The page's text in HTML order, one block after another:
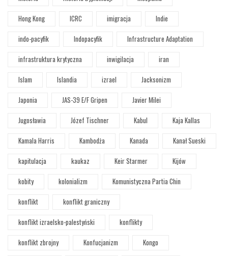
Hong Kong
ICRC imigracja
Indie
indo-pacyfik
Indopacyfik
Infrastructure Adaptation
infrastruktura krytyczna
inwigilacja
iran
Islam
Islandia izrael
Jacksonizm
Japonia
JAS-39 E/F Gripen
Javier Milei
Jugosławia
Józef Tischner Kabul
Kaja Kallas
Kamala Harris
Kambodża Kanada
Kanał Sueski
kapitulacja
kaukaz Keir Starmer
Kijów
kobity
kolonializm
Komunistyczna Partia Chin
konflikt
konflikt graniczny
konflikt izraelsko-palestyński
konflikty
konflikt zbrojny
Konfucjanizm
Kongo